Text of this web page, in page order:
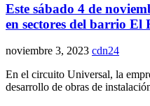
Este sábado 4 de
en sectores del barrio El
noviembre 3, 2023 cdn24
En el circuito Universal, la
desarrollo de obras de